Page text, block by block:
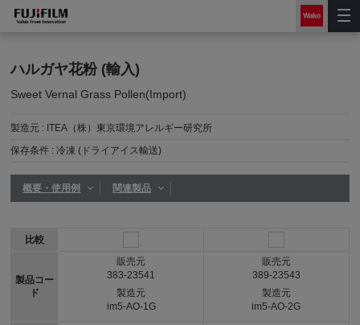
ハルガヤ花粉 (輸入)
Sweet Vernal Grass Pollen(Import)
製造元 : ITEA（株）東京環境アレルギー研究所
保存条件 :冷凍 (ドライアイス輸送)
概要・使用例 関連製品
比較
製品コー
ド
販売元
383-23541
製造元
im5-AO-1G
販売元
389-23543
製造元
im5-AO-2G